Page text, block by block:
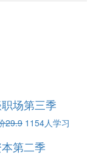
场第三季
29.9 1154人学习
第二季